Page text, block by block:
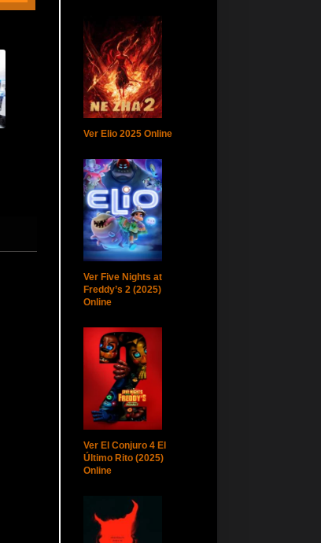
Ver Elio 2025 Online
Ver Five Nights at
Freddy’s 2 (2025)
Online
Ver El Conjuro 4 El
Último Rito (2025)
Online